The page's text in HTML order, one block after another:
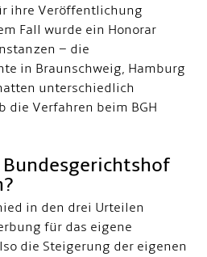
ihre Veröffentlichung
Fall wurde ein Honorar
– die
in Braunschweig, Hamburg
unterschiedlich
die Verfahren beim BGH
in den drei Urteilen
für das eigene
die Steigerung der eigenen